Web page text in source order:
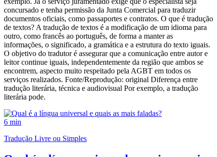
concursado e tenha permissão da Junta Comercial para traduzir
documentos oficiais, como passaportes e contratos. O que é tradução
de textos? A tradução de textos é a modificação de um idioma para
outro, como francês ao português, de forma a manter as
informações, o significado, a gramática e a estrutura do texto iguais.
O objetivo do tradutor é assegurar que a comunicação entre autor e
leitor continue iguais, independentemente da região que ambos se
encontrem, aspecto muito respeitado pela AGBT em todos os
serviços realizados. Fonte/Reprodução: original Diferença entre
tradução literária, técnica e audiovisual Por exemplo, a tradução
literária pode.
6 min
Tradução Livre ou Simples